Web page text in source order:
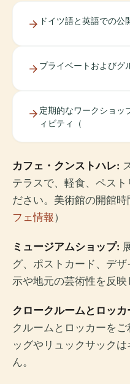
ドイツ語と英語での公
プライベートおよびグ
定期的なワークショッ
ィビティ（
カフェ・クンストハレ:
テラスで、軽食、ペス
ださい。美術館の開館
フェ情報 ）
ミュージアムショップ:
グ、ポストカード、デ
示や地元の芸術性を反映
クロークルームとロッカ
クルームとロッカーを
ッグやリュックサック
ん。